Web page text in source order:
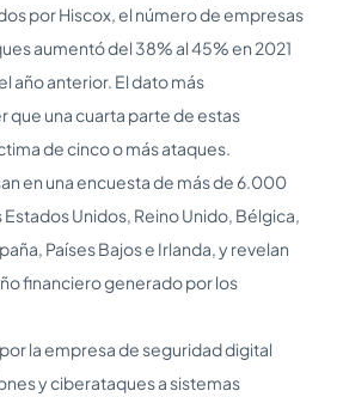
por Hiscox, el número de empresas
aumentó del 38% al 45% en 2021
año anterior. El dato más
que una cuarta parte de estas
de cinco o más ataques.
en una encuesta de más de 6.000
Unidos, Reino Unido, Bélgica,
Países Bajos e Irlanda, y revelan
financiero generado por los
la empresa de seguridad digital
y ciberataques a sistemas